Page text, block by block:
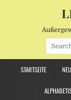
Search
for:
STARTSEITE NEU